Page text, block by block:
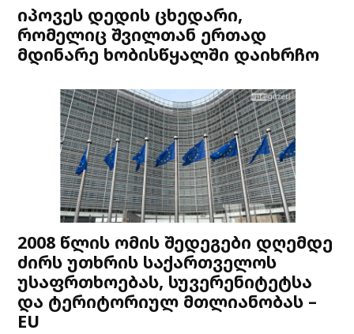
იპოვეს დედის ცხედარი,
რომელიც შვილთან ერთად
მდინარე ხობისწყალში დაიხრჩო
2008 წლის ომის შედეგები დღემდე
ძირს უთხრის საქართველოს
უსაფრთხოებას, სუვერენიტეტსა
და ტერიტორიულ მთლიანობას –
EU